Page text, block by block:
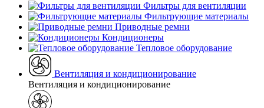
Фильтры для вентиляции
Фильтрующие материалы
Приводные ремни
Кондиционеры
Тепловое оборудование
Вентиляция и кондиционирование
Вентиляция и кондиционирование